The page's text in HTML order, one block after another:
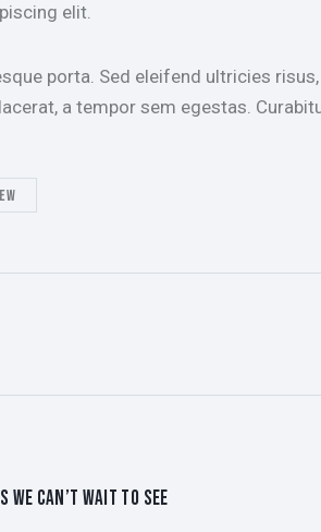
elit.
porta. Sed eleifend ultricies
a tempor sem egestas.
WE CAN’T WAIT TO SEE